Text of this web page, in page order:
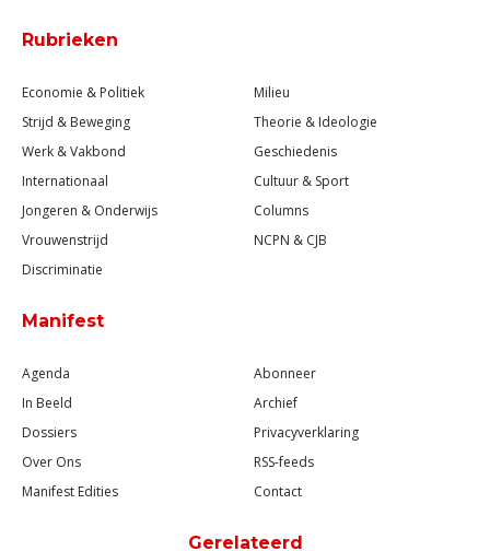
Rubrieken
Economie & Politiek
Strijd & Beweging
Werk & Vakbond
Internationaal
Jongeren & Onderwijs
Vrouwenstrijd
Discriminatie
Milieu
Theorie & Ideologie
Geschiedenis
Cultuur & Sport
Columns
NCPN & CJB
Manifest
Agenda
In Beeld
Dossiers
Over Ons
Manifest Edities
Abonneer
Archief
Privacyverklaring
RSS-feeds
Contact
Gerelateerd